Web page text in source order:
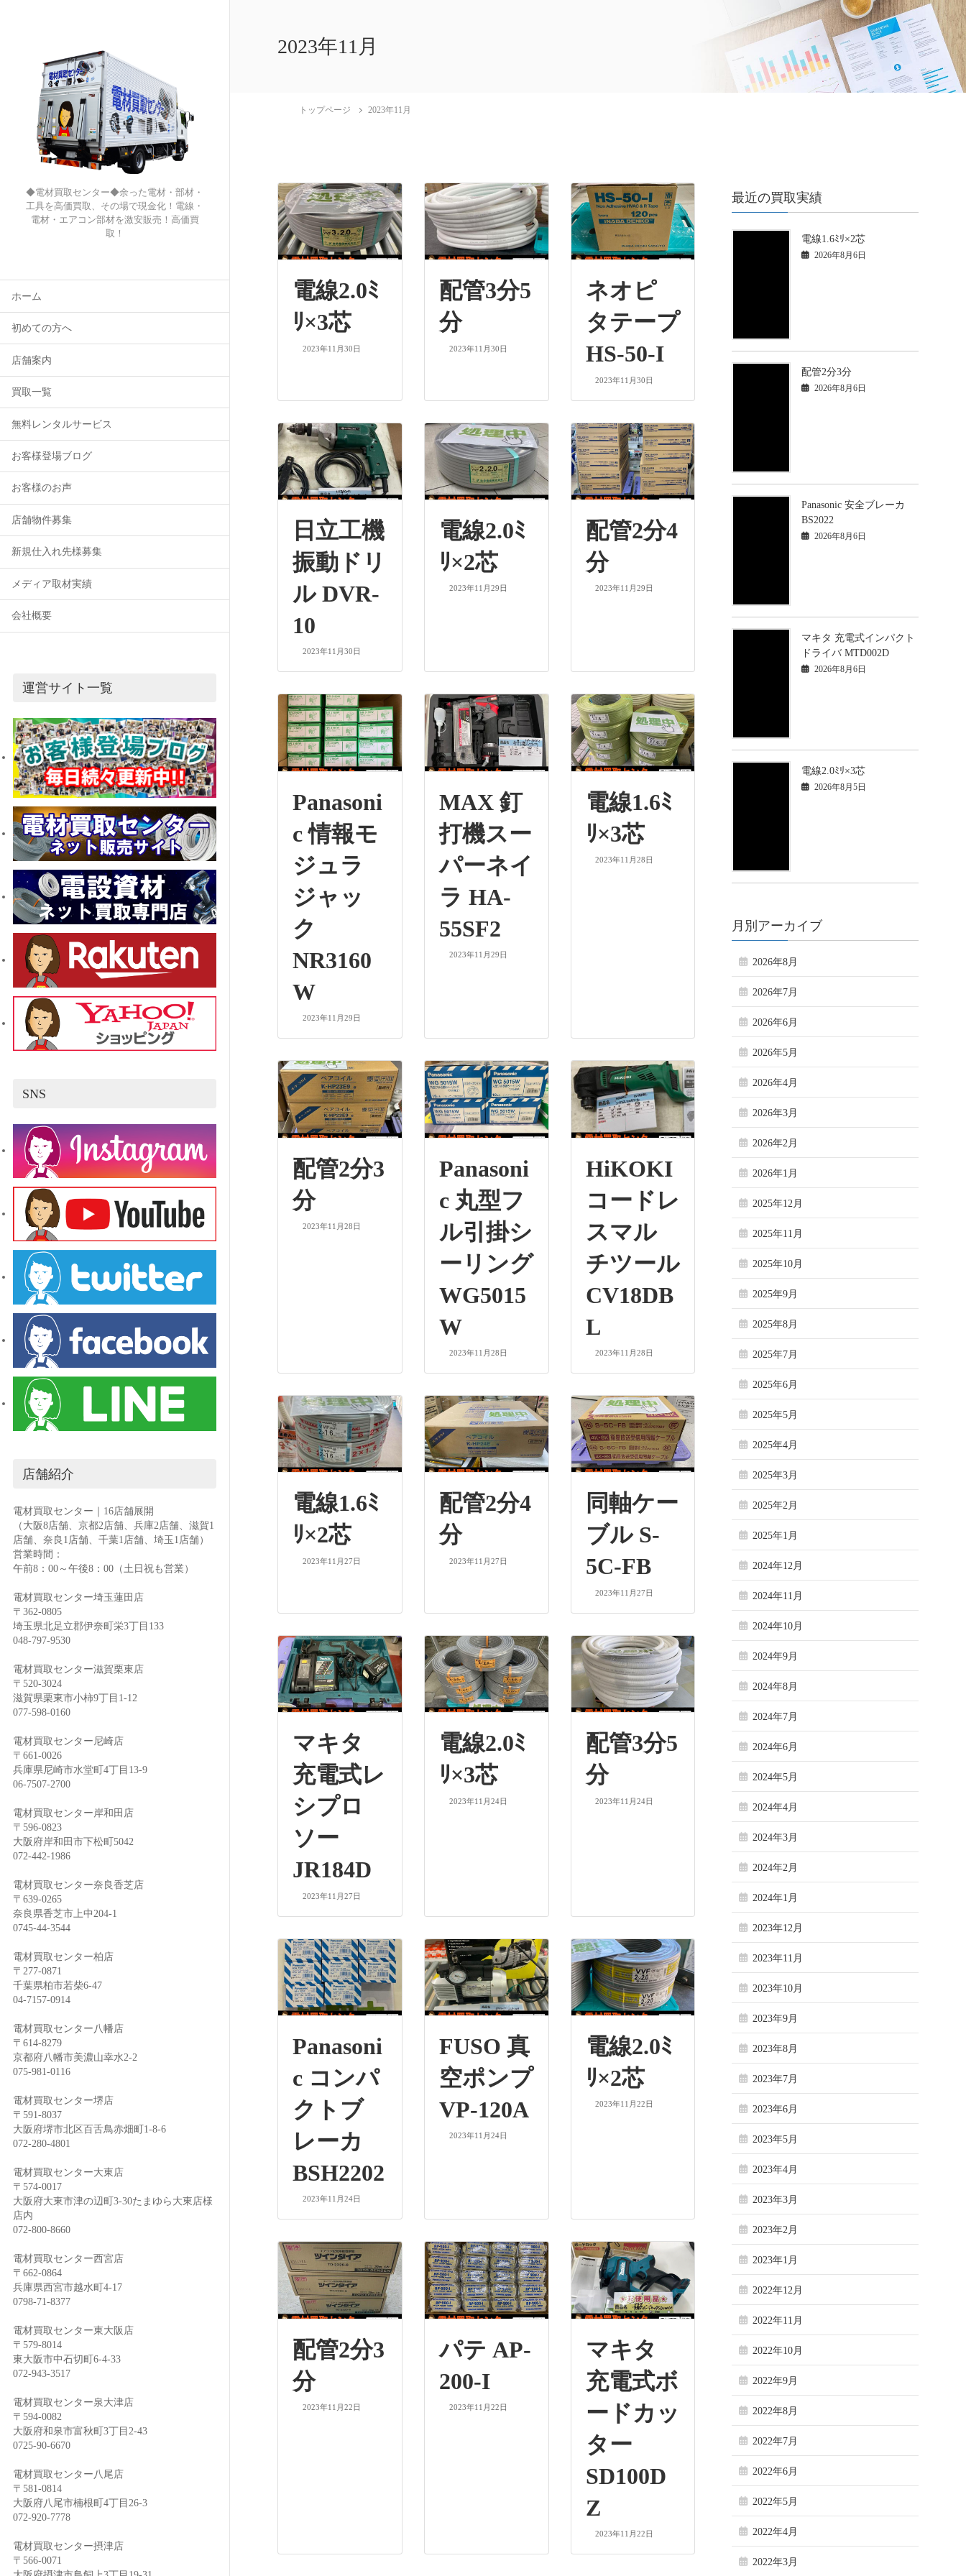
◆電材買取センター◆余った電材・部材・
工具を高価買取、その場で現金化！電線・
電材・エアコン部材を激安販売！高価買
取！
ホーム
初めての方へ
店舗案内
買取一覧
無料レンタルサービス
お客様登場ブログ
お客様のお声
店舗物件募集
新規仕入れ先様募集
メディア取材実績
会社概要
運営サイト一覧
SNS
店舗紹介
電材買取センター｜16店舗展開
（大阪8店舗、京都2店舗、兵庫2店舗、滋賀1
店舗、奈良1店舗、千葉1店舗、埼玉1店舗）
営業時間：
午前8：00～午後8：00（土日祝も営業）
電材買取センター埼玉蓮田店
〒362-0805
埼玉県北足立郡伊奈町栄3丁目133
048-797-9530
電材買取センター滋賀栗東店
〒520-3024
滋賀県栗東市小柿9丁目1-12
077-598-0160
電材買取センター尼崎店
〒661-0026
兵庫県尼崎市水堂町4丁目13-9
06-7507-2700
電材買取センター岸和田店
〒596-0823
大阪府岸和田市下松町5042
072-442-1986
電材買取センター奈良香芝店
〒639-0265
奈良県香芝市上中204-1
0745-44-3544
電材買取センター柏店
〒277-0871
千葉県柏市若柴6-47
04-7157-0914
電材買取センター八幡店
〒614-8279
京都府八幡市美濃山幸水2-2
075-981-0116
電材買取センター堺店
〒591-8037
大阪府堺市北区百舌鳥赤畑町1-8-6
072-280-4801
電材買取センター大東店
〒574-0017
大阪府大東市津の辺町3-30たまゆら大東店様
店内
072-800-8660
電材買取センター西宮店
〒662-0864
兵庫県西宮市越水町4-17
0798-71-8377
電材買取センター東大阪店
〒579-8014
東大阪市中石切町6-4-33
072-943-3517
電材買取センター泉大津店
〒594-0082
大阪府和泉市富秋町3丁目2-43
0725-90-6670
電材買取センター八尾店
〒581-0814
大阪府八尾市楠根町4丁目26-3
072-920-7778
電材買取センター摂津店
〒566-0071
2023年11月
トップページ 2023年11月
電線2.0ﾐ
ﾘ×3芯
2023年11月30日
配管3分5
分
2023年11月30日
ネオピ
タテープ
HS-50-I
2023年11月30日
日立工機
振動ドリ
ル DVR-
10
2023年11月30日
電線2.0ﾐ
ﾘ×2芯
2023年11月29日
配管2分4
分
2023年11月29日
Panasoni
c 情報モ
ジュラ
ジャッ
ク
NR3160
W
2023年11月29日
MAX 釘
打機スー
パーネイ
ラ HA-
55SF2
2023年11月29日
電線1.6ﾐ
ﾘ×3芯
2023年11月28日
配管2分3
分
2023年11月28日
Panasoni
c 丸型フ
ル引掛シ
ーリング
WG5015
W
2023年11月28日
HiKOKI
コードレ
スマル
チツール
CV18DB
L
2023年11月28日
電線1.6ﾐ
ﾘ×2芯
2023年11月27日
配管2分4
分
2023年11月27日
同軸ケー
ブル S-
5C-FB
2023年11月27日
マキタ
充電式レ
シプロ
ソー
JR184D
2023年11月27日
電線2.0ﾐ
ﾘ×3芯
2023年11月24日
配管3分5
分
2023年11月24日
Panasoni
c コンパ
クトブ
レーカ
BSH2202
2023年11月24日
FUSO 真
空ポンプ
VP-120A
2023年11月24日
電線2.0ﾐ
ﾘ×2芯
2023年11月22日
配管2分3
分
2023年11月22日
パテ AP-
200-I
2023年11月22日
マキタ
充電式ボ
ードカッ
ター
SD100D
Z
2023年11月22日
最近の買取実績
電線1.6ﾐﾘ×2芯
2026年8月6日
配管2分3分
2026年8月6日
Panasonic 安全ブレーカ
BS2022
2026年8月6日
マキタ 充電式インパクト
ドライバ MTD002D
2026年8月6日
電線2.0ﾐﾘ×3芯
2026年8月5日
月別アーカイブ
2026年8月
2026年7月
2026年6月
2026年5月
2026年4月
2026年3月
2026年2月
2026年1月
2025年12月
2025年11月
2025年10月
2025年9月
2025年8月
2025年7月
2025年6月
2025年5月
2025年4月
2025年3月
2025年2月
2025年1月
2024年12月
2024年11月
2024年10月
2024年9月
2024年8月
2024年7月
2024年6月
2024年5月
2024年4月
2024年3月
2024年2月
2024年1月
2023年12月
2023年11月
2023年10月
2023年9月
2023年8月
2023年7月
2023年6月
2023年5月
2023年4月
2023年3月
2023年2月
2023年1月
2022年12月
2022年11月
2022年10月
2022年9月
2022年8月
2022年7月
2022年6月
2022年5月
2022年4月
2022年3月